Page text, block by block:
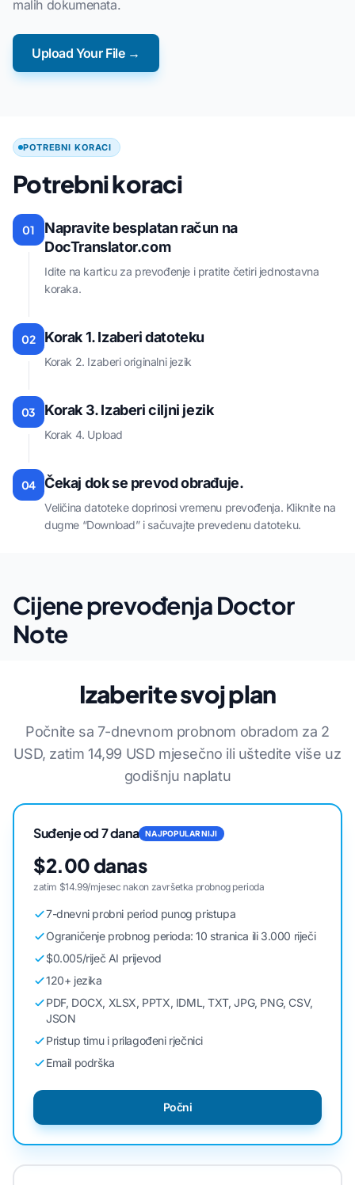
malih dokumenata.
Upload Your File →
POTREBNI KORACI
Potrebni koraci
01
Napravite besplatan račun na
DocTranslator.com
Idite na karticu za prevođenje i pratite četiri jednostavna
koraka.
02 Korak 1. Izaberi datoteku
Korak 2. Izaberi originalni jezik
03 Korak 3. Izaberi ciljni jezik
Korak 4. Upload
04 Čekaj dok se prevod obrađuje.
Veličina datoteke doprinosi vremenu prevođenja. Kliknite na
dugme “Download” i sačuvajte prevedenu datoteku.
Cijene prevođenja Doctor
Note
Izaberite svoj plan
Počnite sa 7-dnevnom probnom obradom za 2
USD, zatim 14,99 USD mjesečno ili uštedite više uz
godišnju naplatu
Suđenje od 7 dana NAJPOPULARNIJI
$2.00 danas
zatim $14.99/mjesec nakon završetka probnog perioda
7-dnevni probni period punog pristupa
Ograničenje probnog perioda: 10 stranica ili 3.000 riječi
$0.005/riječ AI prijevod
120+ jezika
PDF, DOCX, XLSX, PPTX, IDML, TXT, JPG, PNG, CSV,
JSON
Pristup timu i prilagođeni rječnici
Email podrška
Počni